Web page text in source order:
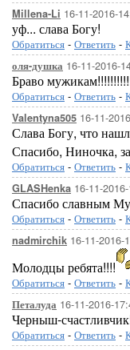
Millena-Li 16-11-2016-
уф... слава Богу!
Обратиться - Ответить -
оля-душка 16-11-2016-
Браво
Обратиться - Ответить -
Valentyna505 16-11-
Слава Богу, что
Спасибо, Ниночка,
Обратиться - Ответить -
GLASHenka 16-11-
Спасибо славным
Обратиться - Ответить -
nadmirchik 16-11-2016-
Молодцы ребята!!!!
Обратиться - Ответить -
Петалуда 16-11-2016-
Черныш-
Обратиться - Ответить -